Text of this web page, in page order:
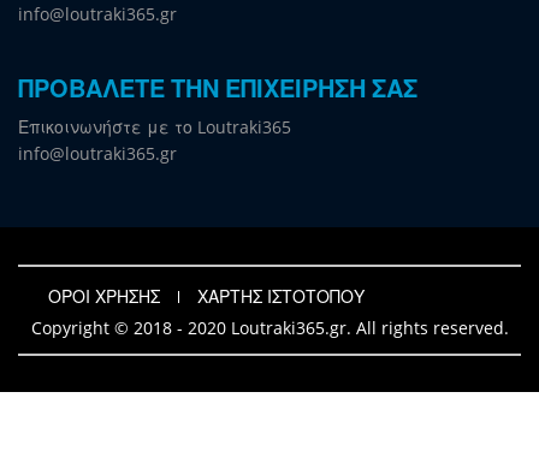
info@loutraki365.gr
ΠΡΟΒΑΛΕΤΕ ΤΗΝ ΕΠΙΧΕΙΡΗΣΗ ΣΑΣ
Επικοινωνήστε με το Loutraki365
info@loutraki365.gr
ΟΡΟΙ ΧΡΗΣΗΣ
ΧΑΡΤΗΣ ΙΣΤΟΤΟΠΟΥ
Copyright © 2018 - 2020 Loutraki365.gr. All rights reserved.